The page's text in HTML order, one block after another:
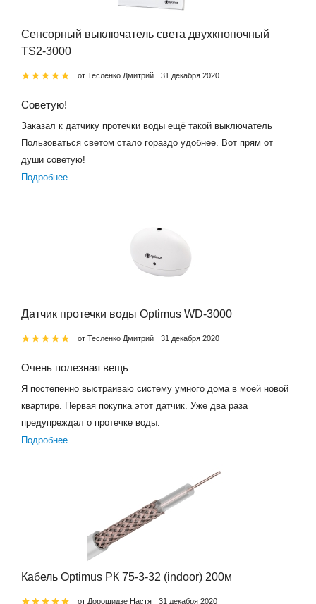
Сенсорный выключатель света двухкнопочный
TS2-3000
от Тесленко Дмитрий 31 декабря 2020
Советую!
Заказал к датчику протечки воды ещё такой выключатель
Пользоваться светом стало гораздо удобнее. Вот прям от
души советую!
Подробнее
Датчик протечки воды Optimus WD-3000
от Тесленко Дмитрий 31 декабря 2020
Очень полезная вещь
Я постепенно выстраиваю систему умного дома в моей новой
квартире. Первая покупка этот датчик. Уже два раза
предупреждал о протечке воды.
Подробнее
Кабель Optimus РК 75-3-32 (indoor) 200м
от Дорошидзе Настя 31 декабря 2020